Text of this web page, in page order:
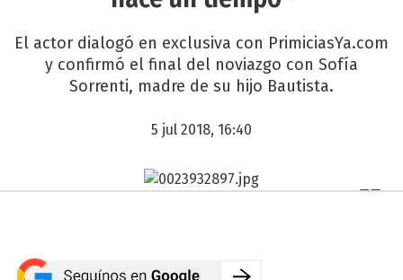
El actor dialogó en exclusiva con PrimiciasYa.com
y confirmó el final del noviazgo con Sofía
Sorrenti, madre de su hijo Bautista.
5 jul 2018, 16:40